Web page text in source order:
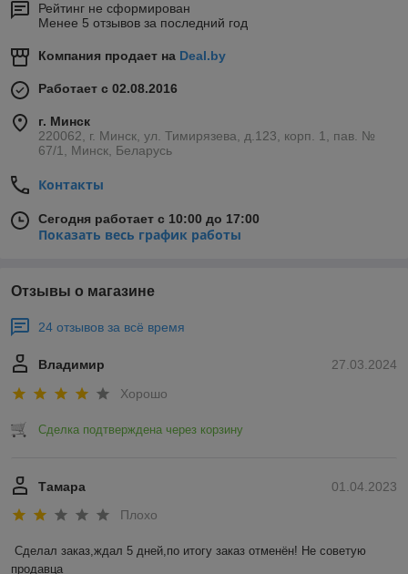
Рейтинг не сформирован
Менее 5 отзывов за последний год
Компания продает на Deal.by
Работает с 02.08.2016
г. Минск
220062, г. Минск, ул. Тимирязева, д.123, корп. 1, пав. №
67/1, Минск, Беларусь
Контакты
Сегодня работает с 10:00 до 17:00
Показать весь график работы
Отзывы о магазине
24 отзывов за всё время
27.03.2024
Владимир
Хорошо
Сделка подтверждена через корзину
01.04.2023
Тамара
Плохо
Сделал заказ,ждал 5 дней,по итогу заказ отменён! Не советую
продавца